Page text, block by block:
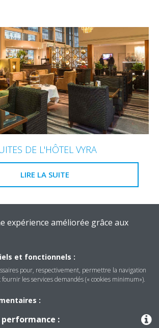
DE L'HÔTEL VYRA
LIRE LA SUITE
expérience améliorée grâce aux
et fonctionnels :
pour, respectivement, permettre la navigation
les services demandés (« cookies minimum»).
:
performance :